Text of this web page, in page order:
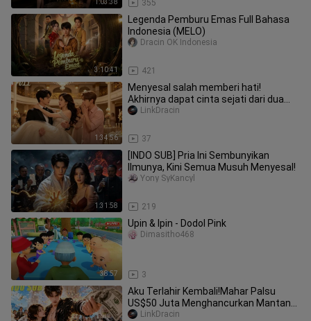
1:03:38 355
3:10:41
Legenda Pemburu Emas Full Bahasa
Indonesia (MELO)
421
Dracin OK Indonesia
1:34:56
Menyesal salah memberi hati!
Akhirnya dapat cinta sejati dari dua
pria hebat！#minidrama
37
LinkDracin
1:31:58
[INDO SUB] Pria Ini Sembunyikan
Ilmunya, Kini Semua Musuh Menyesal!
219
Yony SyKancyl
38:57
Upin & Ipin - Dodol Pink
3
Dimasitho468
Aku Terlahir Kembali!Mahar Palsu
US$50 Juta Menghancurkan Mantan
Istri Matre,Kutemukan Cinta Sejati!
LinkDracin